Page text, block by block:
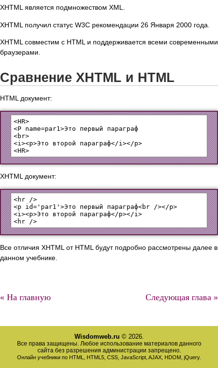
XHTML является подмножеством XML.
XHTML получил статус W3C рекомендации 26 Января 2000 года.
XHTML совместим с HTML и поддерживается всеми современными
браузерами.
Сравнение XHTML и HTML
HTML документ:
<HR>
<P name=par1>Это первый параграф
<br>
<i><p>Это второй параграф</i></p>
XHTML документ:
<hr />
<p id='par1'>Это первый параграф<br /></p>
<i><p>Это второй параграф</p></i>
Все отличия XHTML от HTML будут подробно рассмотрены далее в
данном учебнике.
« На главную Следующая глава »
Wisdomweb.ru © 2026.
Все права защищены. Любое использование материалов данного
сайта без разрешения администрации запрещено.
Онлайн учебники по HTML, HTML5, CSS, JavaScript, AJAX, HDOM, jQuery.